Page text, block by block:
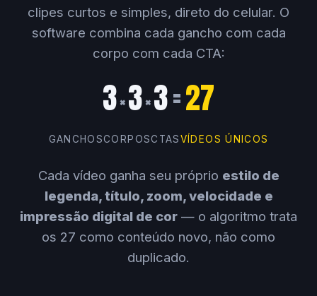
clipes curtos e simples, direto do celular. O
software combina cada gancho com cada
corpo com cada CTA:
3×3×3=27
GANCHOSCORPOSCTASVÍDEOS ÚNICOS
Cada vídeo ganha seu próprio estilo de
legenda, título, zoom, velocidade e
impressão digital de cor — o algoritmo trata
os 27 como conteúdo novo, não como
duplicado.